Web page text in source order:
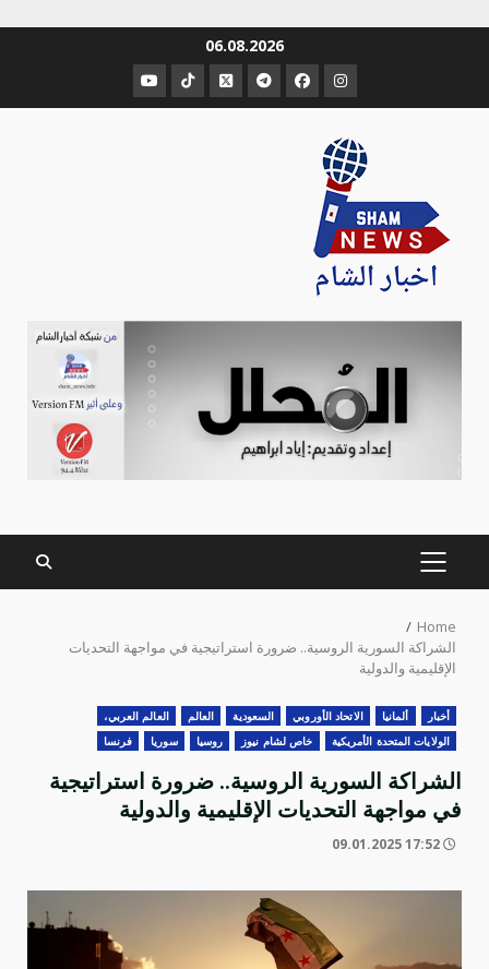
06.08.2026
عنصر
القائمة
عنصر
القائمة
عنصر
القائمة
عنصر
القائمة
عنصر
القائمة
عنصر
القائمة
PRIMARY
MENU
Home
الشراكة السورية الروسية.. ضرورة استراتيجية في مواجهة التحديات
الإقليمية والدولية
أخبار ‏ألمانيا الاتحاد الأوروبي السعودية العالم
العالم العربي،
الولايات المتحدة الأمريكية
خاص لشام نيوز روسيا سوريا فرنسا
الشراكة السورية الروسية.. ضرورة استراتيجية
في مواجهة التحديات الإقليمية والدولية